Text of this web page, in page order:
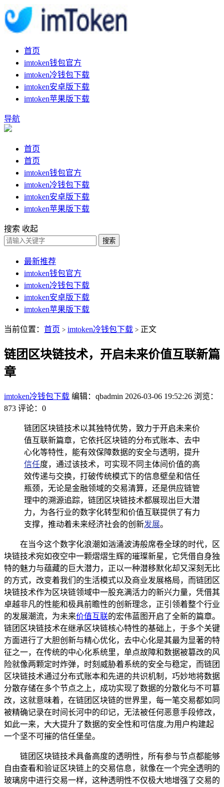
首页
imtoken钱包官方
imtoken冷钱包下载
imtoken安卓版下载
imtoken苹果版下载
导航
首页
首页
imtoken钱包官方
imtoken冷钱包下载
imtoken安卓版下载
imtoken苹果版下载
搜索 收起
搜索
最新推荐
imtoken钱包官方
imtoken冷钱包下载
imtoken安卓版下载
imtoken苹果版下载
当前位置： 首页 > imtoken冷钱包下载 > 正文
链团区块链技术，开启未来价值互联新篇
章
imtoken冷钱包下载 编辑：qbadmin 2026-03-06 19:52:26 浏览：
873 评论：0
链团区块链技术以其独特优势，致力于开启未来价
值互联新篇章，它依托区块链的分布式账本、去中
心化等特性，能有效保障数据的安全与透明，提升
信任度，通过该技术，可实现不同主体间价值的高
效传递与交换，打破传统模式下的信息壁垒和信任
瓶颈，无论是金融领域的交易清算，还是供应链管
理中的溯源追踪，链团区块链技术都展现出巨大潜
力，为各行业的数字化转型和价值互联提供了有力
支撑，推动着未来经济社会的创新发展。
在当今这个数字化浪潮如汹涌波涛般席卷全球的时代，区
块链技术宛如夜空中一颗熠熠生辉的璀璨新星，它凭借自身独
特的魅力与蕴藏的巨大潜力，正以一种潜移默化却又深刻无比
的方式，改变着我们的生活模式以及商业发展格局，而链团区
块链技术作为区块链领域中一股充满活力的新兴力量，凭借其
卓越非凡的性能和极具前瞻性的创新理念，正引领着整个行业
的发展潮流，为未来价值互联的宏伟蓝图开启了全新的篇章。
链团区块链技术在继承区块链核心特性的基础上，于多个关键
方面进行了大胆创新与精心优化，去中心化是其最为显著的特
征之一，在传统的中心化系统里，单点故障和数据被篡改的风
险就像两颗定时炸弹，时刻威胁着系统的安全与稳定，而链团
区块链技术通过分布式账本和先进的共识机制，巧妙地将数据
分散存储在多个节点之上，成功实现了数据的分散化与不可篡
改，这就意味着，在链团区块链的世界里，每一笔交易都如同
被精确记录在时间长河中的印记，无法被任何恶意手段修改，
如此一来，大大提升了数据的安全性和可信度,为用户构建起
一个坚不可摧的信任堡垒。
链团区块链技术具备高度的透明性，所有参与节点都能够
自由查看和验证区块链上的交易信息，就像在一个完全透明的
玻璃房中进行交易一样，这种透明性不仅极大地增强了交易的